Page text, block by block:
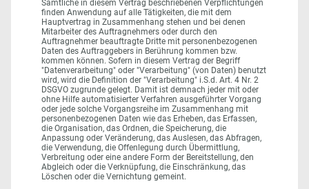
Sämtliche in diesem Vertrag beschriebenen Verpflichtungen
finden Anwendung auf alle Tätigkeiten, die mit dem
Hauptvertrag in Zusammenhang stehen und bei denen
Mitarbeiter des Auftragnehmers oder durch den
Auftragnehmer beauftragte Dritte mit personenbezogenen
Daten des Auftraggebers in Berührung kommen bzw.
kommen können. Sofern in diesem Vertrag der Begriff
"Datenverarbeitung" oder "Verarbeitung" (von Daten) benutzt
wird, wird die Definition der "Verarbeitung" i.S.d. Art. 4 Nr. 2
DSGVO zugrunde gelegt. Damit ist demnach jeder mit oder
ohne Hilfe automatisierter Verfahren ausgeführter Vorgang
oder jede solche Vorgangsreihe im Zusammenhang mit
personenbezogenen Daten wie das Erheben, das Erfassen,
die Organisation, das Ordnen, die Speicherung, die
Anpassung oder Veränderung, das Auslesen, das Abfragen,
die Verwendung, die Offenlegung durch Übermittlung,
Verbreitung oder eine andere Form der Bereitstellung, den
Abgleich oder die Verknüpfung, die Einschränkung, das
Löschen oder die Vernichtung gemeint.